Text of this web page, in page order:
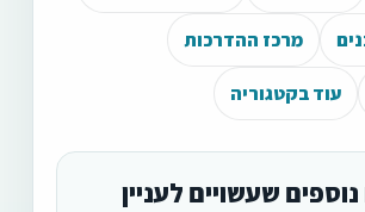
מרכז ההדרכות
עוד בקטגוריה
שעשויים לעניין